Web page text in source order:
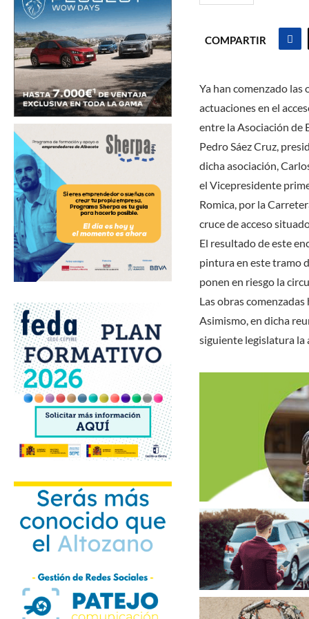
COMPARTIR
Ya han comenzado
actuaciones en el
entre la Asociación de
Pedro Sáez Cruz,
dicha asociación,
el Vicepresidente
Romica, por la
cruce de acceso
El resultado de este
pintura en este tramo
ponen en riesgo la
Las obras
Asimismo, en dicha
siguiente legislatura la